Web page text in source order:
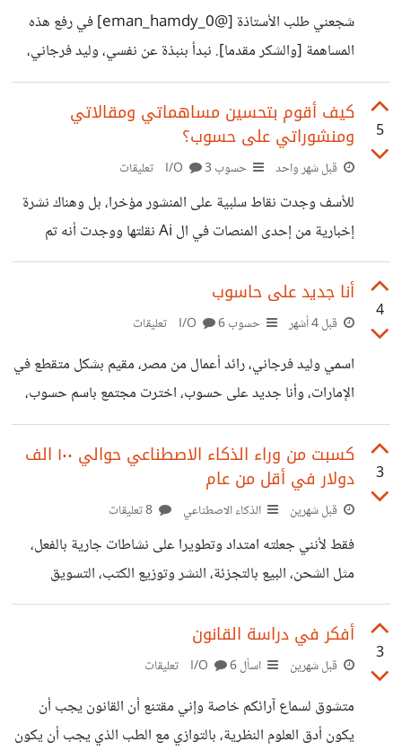
شجعني طلب الأستاذة [@eman_hamdy_0] في رفع هذه
المساهمة [والشكر مقدما]. نبدأ بنبذة عن نفسي، وليد فرجاني،
مطوّر ويب مصري من عائلة فرجاني (لا يوجد على حد علمي
سوى عائلة واحدة فقط بهذا الاسم داخل الجمهورية رغم أن أغلب
أفرادها مشتتين في المعمورة)، مقيم حاليا بشكل متقطع في
الإمارات (لكن في الوقت الحالي أنا في مصر بسبب ظروف
الحرب، وأتمنى الأمان دائما لوطني الحبيب وللإمارات الشقيق)،
رائد أعمال لديّ مجموعة من الشركات الصغيرة في قطاعات
5
كيف أقوم بتحسين مساهماتي ومقالاتي
ومنشوراتي على حسوب؟
قبل شهر واحد حسوب I/O 3 تعليقات
للأسف وجدت نقاط سلبية على المنشور مؤخرا، بل وهناك نشرة
إخبارية من إحدى المنصات في ال Ai نقلتها ووجدت أنه تم
حذفها. هل من نصائح؟ وهل هناك رابط للاطلاع على شروط أو
سياسات النشر؟!!. نظرا لكوني جديد على حسوب.
4
أنا جديد على حاسوب
قبل 4 أشهر حسوب I/O6 تعليقات
اسمي وليد فرجاني، رائد أعمال من مصر، مقيم بشكل متقطع في
الإمارات، وأنا جديد على حسوب، اخترت مجتمع باسم حسوب،
للتعبير عن المساهمة، فهمت أن الموقع مثل شبكة اجتماعية،
ولكن فيه خدمات أخرى، مثلا هل يمكنني حقا توظيف شخص ما
عبر حسوب؟
3
كسبت من وراء الذكاء الاصطناعي حوالي ١٠٠ الف
دولار في أقل من عام
قبل شهرين الذكاء الاصطناعي
فقط لأنني جعلته امتداد وتطويرا على نشاطات جارية بالفعل،
مثل الشحن، البيع بالتجزئة، النشر وتوزيع الكتب، التسويق
العقاري والتسويق عموما، الجرافيك والمونتاج، إلخ لكن يشترط
تحقيق خبرة كبيرة جدا في كل مجال، المجال الوحيد الذي لديّ
فيه خبرة أيضا ولم يساعدني فيه الذكاء الاصطناعي، هو الكتابة
3
أفكر في دراسة القانون
قبل شهرين اسأل I/O6 تعليقات
متشوق لسماع آرائكم خاصة وإني مقتنع أن القانون يجب أن
يكون أدق العلوم النظرية، بالتوازي مع الطب الذي يجب أن يكون